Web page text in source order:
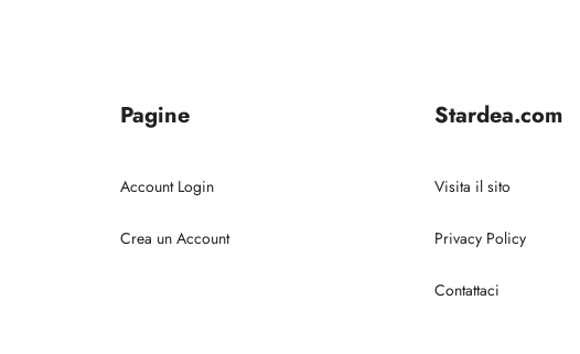
Pagine
Account Login
Crea un Account
Stardea.com
Visita il sito
Privacy Policy
Contattaci